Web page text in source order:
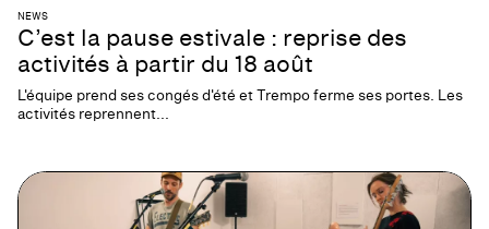
NEWS
C’est la pause estivale : reprise des
activités à partir du 18 août
L'équipe prend ses congés d'été et Trempo ferme ses portes. Les
activités reprennent...